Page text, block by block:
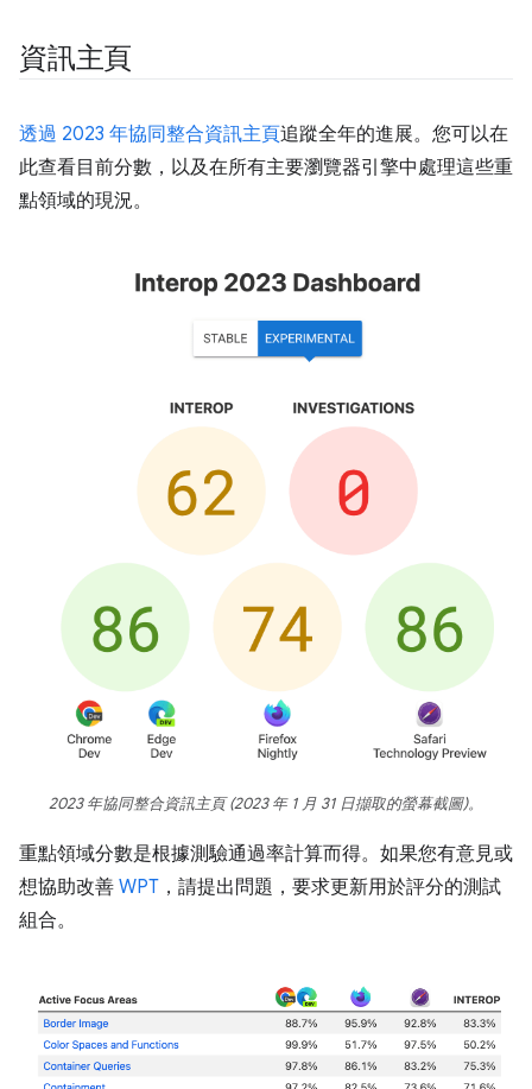
資訊主頁
透過 2023 年協同整合資訊主頁追蹤全年的進展。您可以在
此查看目前分數，以及在所有主要瀏覽器引擎中處理這些重
點領域的現況。
2023 年協同整合資訊主頁 (2023 年 1 月 31 日擷取的螢幕截圖)。
重點領域分數是根據測驗通過率計算而得。如果您有意見或
想協助改善 WPT ，請提出問題，要求更新用於評分的測試
組合。